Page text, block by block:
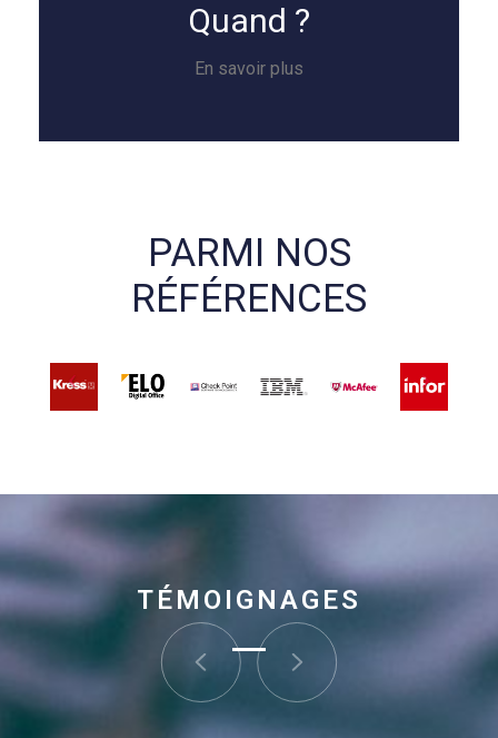
Quand ?
En savoir plus
PARMI NOS
RÉFÉRENCES
TÉMOIGNAGES